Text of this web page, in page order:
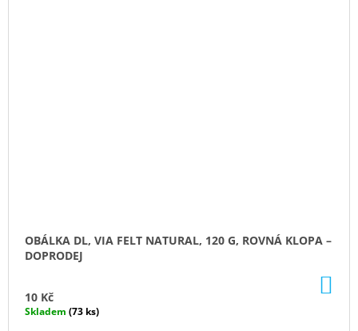
OBÁLKA DL, VIA FELT NATURAL, 120 G, ROVNÁ KLOPA –
DOPRODEJ
10 Kč
Skladem (73 ks)